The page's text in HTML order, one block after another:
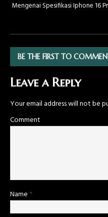
Mengenai Spesifikasi Iphone 16
BE THE FIRST TO
Leave a Reply
Your email address will not be
Comment
Name *